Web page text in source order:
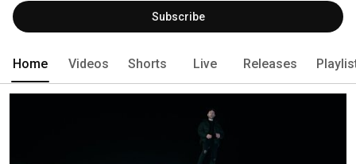
Subscribe
Home Videos Shorts Live Releases